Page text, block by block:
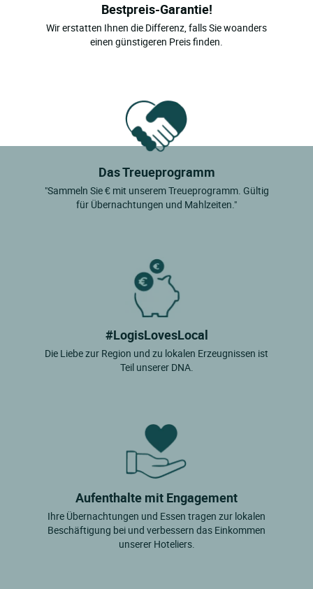
Bestpreis-Garantie!
Wir erstatten Ihnen die Differenz, falls Sie woanders
einen günstigeren Preis finden.
Das Treueprogramm
"Sammeln Sie € mit unserem Treueprogramm. Gültig
für Übernachtungen und Mahlzeiten."
#LogisLovesLocal
Die Liebe zur Region und zu lokalen Erzeugnissen ist
Teil unserer DNA.
Aufenthalte mit Engagement
Ihre Übernachtungen und Essen tragen zur lokalen
Beschäftigung bei und verbessern das Einkommen
unserer Hoteliers.